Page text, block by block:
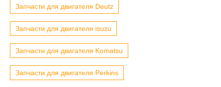
Запчасти для двигателя Deutz
Запчасти для двигателя isuzu
Запчасти для двигателя Komatsu
Запчасти для двигателя Perkins